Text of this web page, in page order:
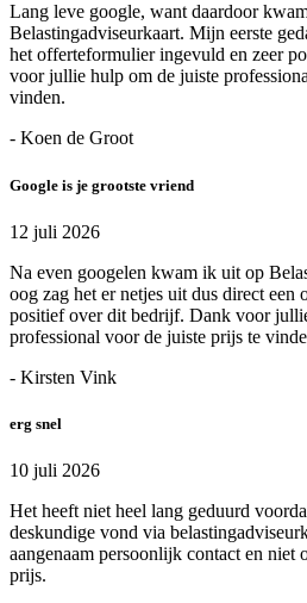
Lang leve google, want daardoor
Belastingadviseurkaart. Mijn eerste
het offerteformulier ingevuld en zeer
voor jullie hulp om de juiste
vinden.
- Koen de Groot
Google is je grootste vriend
12 juli 2026
Na even googelen kwam ik uit op
oog zag het er netjes uit dus direct een
positief over dit bedrijf. Dank voor
professional voor de juiste prijs te
- Kirsten Vink
erg snel
10 juli 2026
Het heeft niet heel lang geduurd
deskundige vond via
aangenaam persoonlijk contact en niet
prijs.